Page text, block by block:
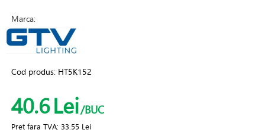
Marca:
Cod produs: HT5K152
40.6Lei/BUC
Pret fara TVA:33.55 Lei